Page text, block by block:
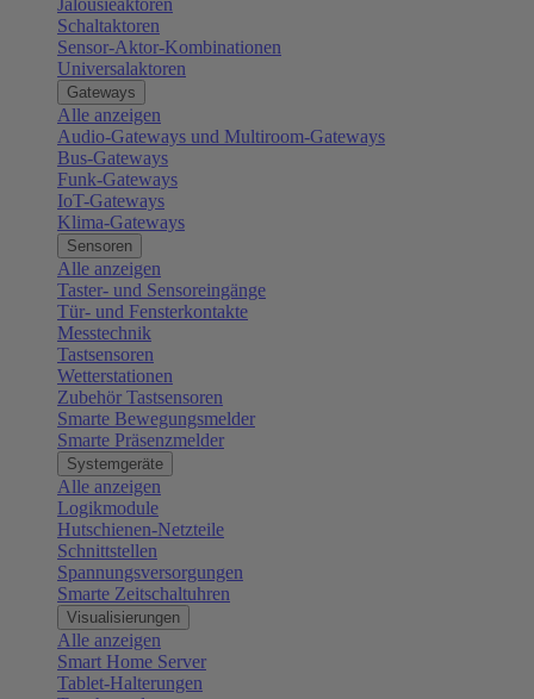
Jalousieaktoren
Schaltaktoren
Sensor-Aktor-Kombinationen
Universalaktoren
Gateways
Alle anzeigen
Audio-Gateways und Multiroom-Gateways
Bus-Gateways
Funk-Gateways
IoT-Gateways
Klima-Gateways
Sensoren
Alle anzeigen
Taster- und Sensoreingänge
Tür- und Fensterkontakte
Messtechnik
Tastsensoren
Wetterstationen
Zubehör Tastsensoren
Smarte Bewegungsmelder
Smarte Präsenzmelder
Systemgeräte
Alle anzeigen
Logikmodule
Hutschienen-Netzteile
Schnittstellen
Spannungsversorgungen
Smarte Zeitschaltuhren
Visualisierungen
Alle anzeigen
Smart Home Server
Tablet-Halterungen